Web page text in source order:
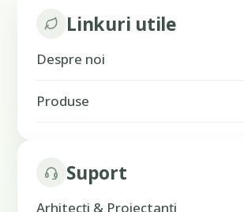
Linkuri utile
Despre noi
Produse
Suport
Arhitecți & Proiectanți